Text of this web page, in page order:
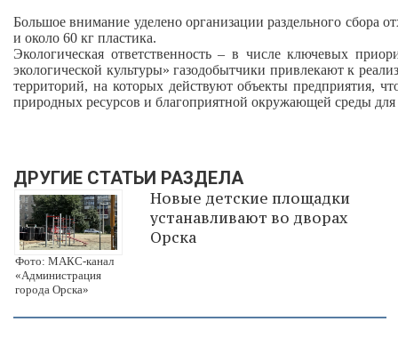
Большое внимание уделено организации раздельного сбора
и около 60 кг пластика.
Экологическая ответственность – в числе ключевых
экологической культуры» газодобытчики привлекают к
территорий, на которых действуют объекты предприятия,
природных ресурсов и благоприятной окружающей среды
ДРУГИЕ СТАТЬИ РАЗДЕЛА
Фото: МАКС-канал
«Администрация
города Орска»
Новые детские площадки
устанавливают во дворах
Орска